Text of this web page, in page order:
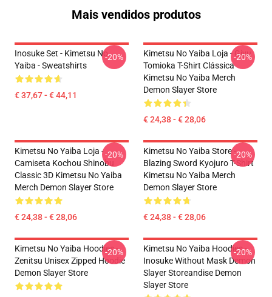
Mais vendidos produtos
Inosuke Set - Kimetsu No
Yaiba - Sweatshirts
€ 37,67 - € 44,11
-20%
Kimetsu No Yaiba Loja - Giyu
Tomioka T-Shirt Clássica
Kimetsu No Yaiba Merch
Demon Slayer Store
€ 24,38 - € 28,06
-20%
Kimetsu No Yaiba Loja -
Camiseta Kochou Shinobu
Classic 3D Kimetsu No Yaiba
Merch Demon Slayer Store
€ 24,38 - € 28,06
-20%
Kimetsu No Yaiba Store -
Blazing Sword Kyojuro T-Shirt
Kimetsu No Yaiba Merch
Demon Slayer Store
€ 24,38 - € 28,06
-20%
Kimetsu No Yaiba Hoodies -
Zenitsu Unisex Zipped Hoodie
Demon Slayer Store
-20%
Kimetsu No Yaiba Hoodies -
Inosuke Without Mask Demon
Slayer Storeandise Demon
Slayer Store
-20%